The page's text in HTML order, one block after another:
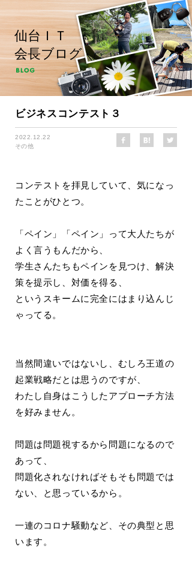
仙台ＩＴ
会長ブログ
ビジネスコンテスト３
2022.12.22
その他
コンテストを拝見していて、気になっ
たことがひとつ。
「ペイン」「ペイン」って大人たちが
よく言うもんだから、
学生さんたちもペインを見つけ、解決
策を提示し、対価を得る、
というスキームに完全にはまり込んじ
ゃってる。
当然間違いではないし、むしろ王道の
起業戦略だとは思うのですが、
わたし自身はこうしたアプローチ方法
を好みません。
問題は問題視するから問題になるので
あって、
問題化されなければそもそも問題では
ない、と思っているから。
一連のコロナ騒動など、その典型と思
います。